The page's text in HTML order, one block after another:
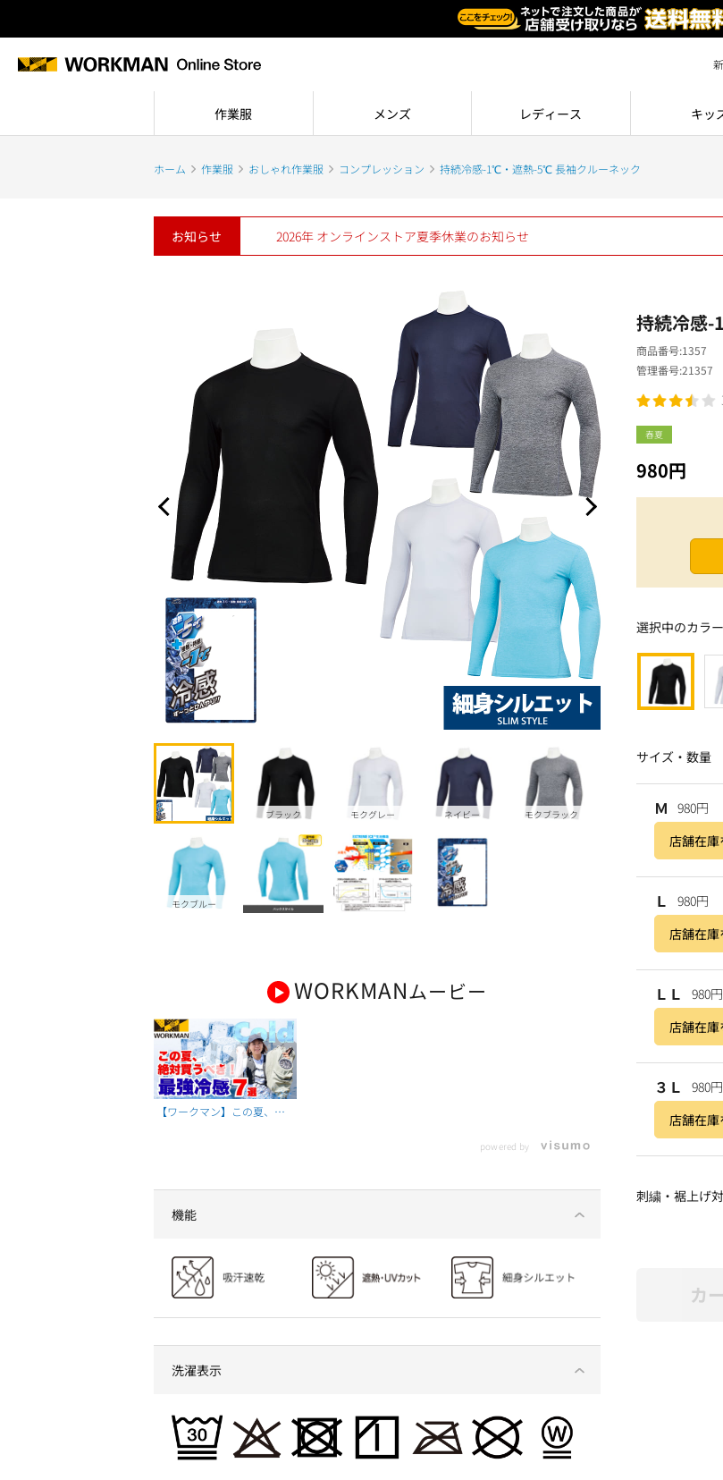
作業服 メンズ レディース キッ
ホーム 作業服 おしゃれ作業服 コンプレッション 持続冷感-1℃・遮熱-5℃ 長袖クルーネック
お知らせ 2026年 オンラインストア夏季休業のお知らせ
ブラック モクグレー ネイビー モクブラック
モクブルー
WORKMANムービー
【ワークマン】この夏、絶
powered by
機能
洗濯表示
春夏
持続冷感-
980円
商品番号 1357
管理番号21357
選択中のカラー
サイズ・数量
Ｍ 980円
店舗在庫
Ｌ 980円
店舗在庫
ＬＬ 980円
店舗在庫
３Ｌ 980円
店舗在庫
刺繍・裾上げ
カ